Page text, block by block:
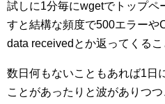
試しに1分毎にwgetでトップペ
すと結構な頻度で500エラー
data receivedとか返ってくるこ
数日何もないこともあれば1日
ことがあったりと波がありつ